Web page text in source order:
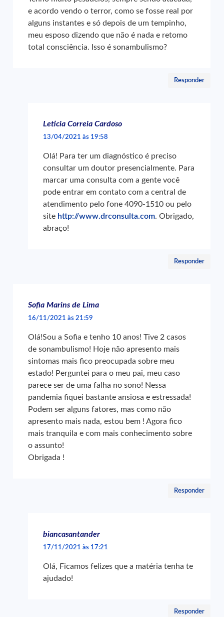
e acordo vendo o terror, como se fosse real por
alguns instantes e só depois de um tempinho,
meu esposo dizendo que não é nada e retomo
total consciência. Isso é sonambulismo?
Responder
Leticia Correia Cardoso
13/04/2021 às 19:58
Olá! Para ter um diagnóstico é preciso
consultar um doutor presencialmente. Para
marcar uma consulta com a gente você
pode entrar em contato com a central de
atendimento pelo fone 4090-1510 ou pelo
site http://www.drconsulta.com. Obrigado,
abraço!
Responder
Sofia Marins de Lima
16/11/2021 às 21:59
Olá!Sou a Sofia e tenho 10 anos! Tive 2 casos
de sonambulismo! Hoje não apresento mais
sintomas mais fico preocupada sobre meu
estado! Perguntei para o meu pai, meu caso
parece ser de uma falha no sono! Nessa
pandemia fiquei bastante ansiosa e estressada!
Podem ser alguns fatores, mas como não
apresento mais nada, estou bem ! Agora fico
mais tranquila e com mais conhecimento sobre
o assunto!
Obrigada !
Responder
biancasantander
17/11/2021 às 17:21
Olá, Ficamos felizes que a matéria tenha te
ajudado!
Responder